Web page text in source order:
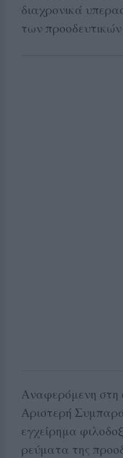
διαχρονικά
των
Αναφερόμενη στη
Αριστερή
εγχείρημα
ρεύματα της